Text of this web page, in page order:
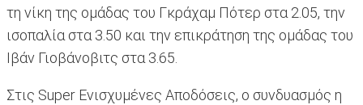
τη νίκη της ομάδας του Γκράχαμ Πότερ στα 2.05, την
ισοπαλία στα 3.50 και την επικράτηση της ομάδας του
Ιβάν Γιοβάνοβιτς στα 3.65.
Στις Super Ενισχυμένες Αποδόσεις, ο συνδυασμός η